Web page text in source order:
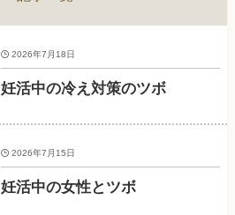
妊活中の冷え対策のツボ
2026年7月18日
妊活中の女性とツボ
2026年7月15日